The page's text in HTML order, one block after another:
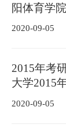
阳体育学
2020-09-05
2015年考
大学2015
2020-09-05